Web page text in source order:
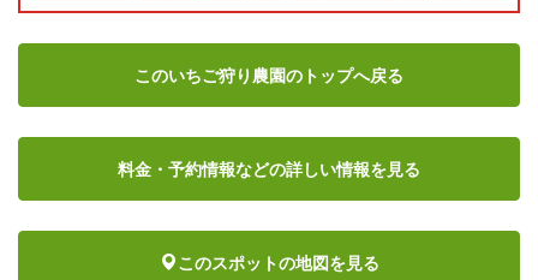
このいちご狩り農園のトップへ戻る
料金・予約情報などの詳しい情報を見る
このスポットの地図を見る